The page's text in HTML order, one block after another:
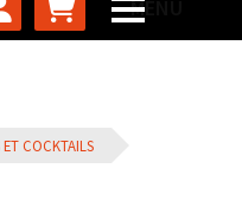
COCKTAILS